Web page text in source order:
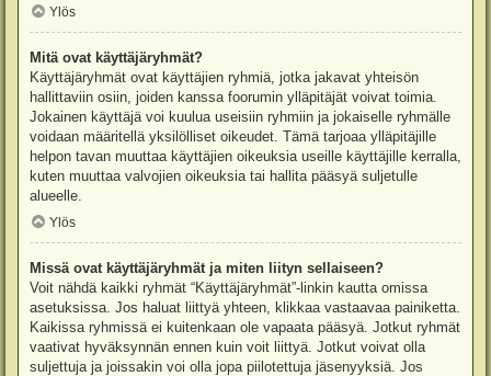
Ylös
Mitä ovat käyttäjäryhmät?
Käyttäjäryhmät ovat käyttäjien ryhmiä, jotka jakavat yhteisön
hallittaviin osiin, joiden kanssa foorumin ylläpitäjät voivat toimia.
Jokainen käyttäjä voi kuulua useisiin ryhmiin ja jokaiselle ryhmälle
voidaan määritellä yksilölliset oikeudet. Tämä tarjoaa ylläpitäjille
helpon tavan muuttaa käyttäjien oikeuksia useille käyttäjille kerralla,
kuten muuttaa valvojien oikeuksia tai hallita pääsyä suljetulle
alueelle.
Ylös
Missä ovat käyttäjäryhmät ja miten liityn sellaiseen?
Voit nähdä kaikki ryhmät “Käyttäjäryhmät”-linkin kautta omissa
asetuksissa. Jos haluat liittyä yhteen, klikkaa vastaavaa painiketta.
Kaikissa ryhmissä ei kuitenkaan ole vapaata pääsyä. Jotkut ryhmät
vaativat hyväksynnän ennen kuin voit liittyä. Jotkut voivat olla
suljettuja ja joissakin voi olla jopa piilotettuja jäsenyyksiä. Jos